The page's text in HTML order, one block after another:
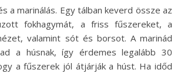
a marinálás. Egy tálban keverd össze az
fokhagymát, a friss fűszereket, a
valamint sót és borsot. A marinád
a húsnak, így érdemes legalább 30
a fűszerek jól átjárják a húst. Ha időd